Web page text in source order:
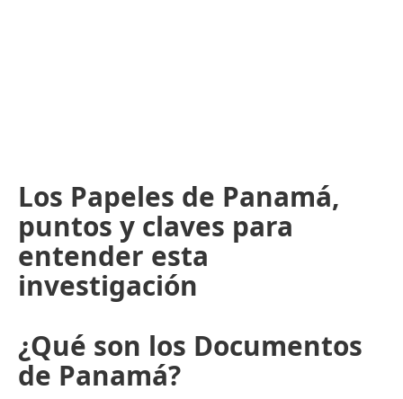
Los Papeles de Panamá,
puntos y claves para
entender esta
investigación
¿Qué son los Documentos
de Panamá?